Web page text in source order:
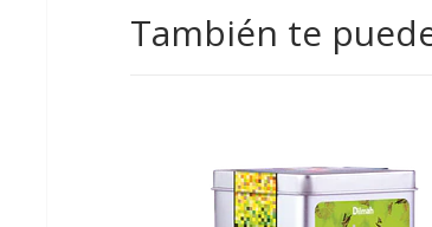
También te